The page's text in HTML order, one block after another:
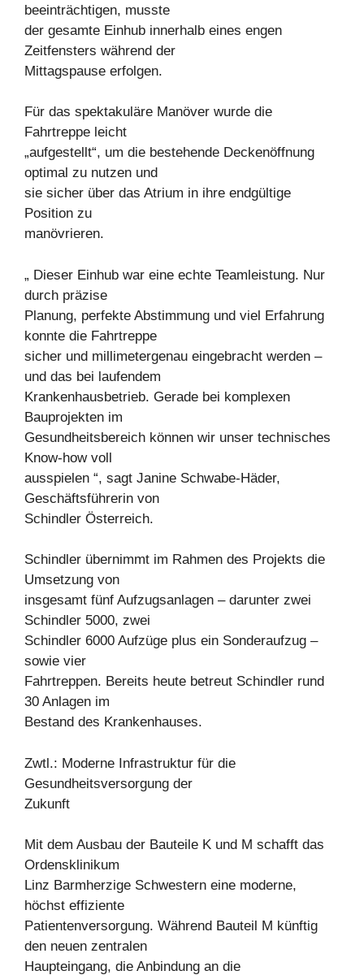
beeinträchtigen, musste
der gesamte Einhub innerhalb eines engen
Zeitfensters während der
Mittagspause erfolgen.
Für das spektakuläre Manöver wurde die
Fahrtreppe leicht
„aufgestellt“, um die bestehende Deckenöffnung
optimal zu nutzen und
sie sicher über das Atrium in ihre endgültige
Position zu
manövrieren.
„ Dieser Einhub war eine echte Teamleistung. Nur
durch präzise
Planung, perfekte Abstimmung und viel Erfahrung
konnte die Fahrtreppe
sicher und millimetergenau eingebracht werden –
und das bei laufendem
Krankenhausbetrieb. Gerade bei komplexen
Bauprojekten im
Gesundheitsbereich können wir unser technisches
Know-how voll
ausspielen “, sagt Janine Schwabe-Häder,
Geschäftsführerin von
Schindler Österreich.
Schindler übernimmt im Rahmen des Projekts die
Umsetzung von
insgesamt fünf Aufzugsanlagen – darunter zwei
Schindler 5000, zwei
Schindler 6000 Aufzüge plus ein Sonderaufzug –
sowie vier
Fahrtreppen. Bereits heute betreut Schindler rund
30 Anlagen im
Bestand des Krankenhauses.
Zwtl.: Moderne Infrastruktur für die
Gesundheitsversorgung der
Zukunft
Mit dem Ausbau der Bauteile K und M schafft das
Ordensklinikum
Linz Barmherzige Schwestern eine moderne,
höchst effiziente
Patientenversorgung. Während Bauteil M künftig
den neuen zentralen
Haupteingang, die Anbindung an die